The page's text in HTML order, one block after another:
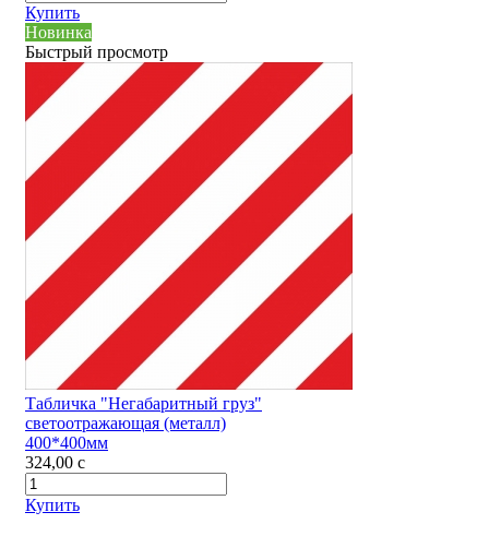
Купить
Новинка
Быстрый просмотр
Табличка "Негабаритный груз"
светоотражающая (металл)
400*400мм
324,00 c
Купить